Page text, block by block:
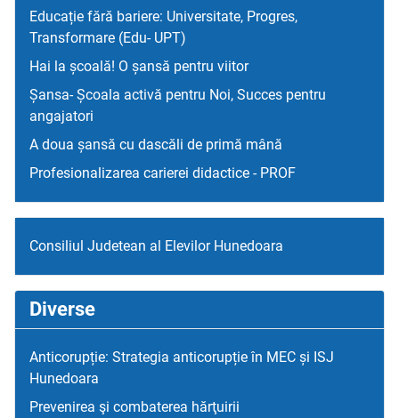
Educație fără bariere: Universitate, Progres,
Transformare (Edu- UPT)
Hai la școală! O șansă pentru viitor
Șansa- Școala activă pentru Noi, Succes pentru
angajatori
A doua șansă cu dascăli de primă mână
Profesionalizarea carierei didactice - PROF
Consiliul Judetean al Elevilor Hunedoara
Diverse
Anticorupție: Strategia anticorupție în MEC și ISJ
Hunedoara
Prevenirea şi combaterea hărţuirii